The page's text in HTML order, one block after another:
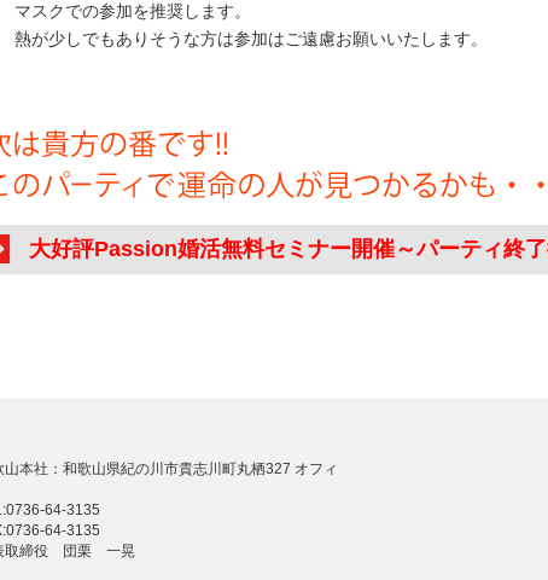
クでの参加を推奨します。
少しでもありそうな方は参加はご遠慮お願いいたします。
大好評Passion婚活無料セミナー開催～パーティ終了
山本社：和歌山県紀の川市貴志川町丸栖327 オフィ
64-3135
64-3135
取締役 団栗 一晃